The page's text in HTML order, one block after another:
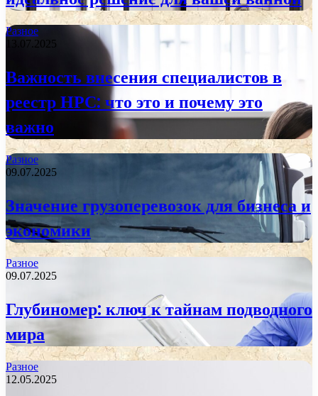
Разное
13.07.2025
Важность внесения специалистов в
реестр НРС: что это и почему это
важно
Разное
09.07.2025
Значение грузоперевозок для бизнеса и
экономики
Разное
09.07.2025
Глубиномер: ключ к тайнам подводного
мира
Разное
12.05.2025